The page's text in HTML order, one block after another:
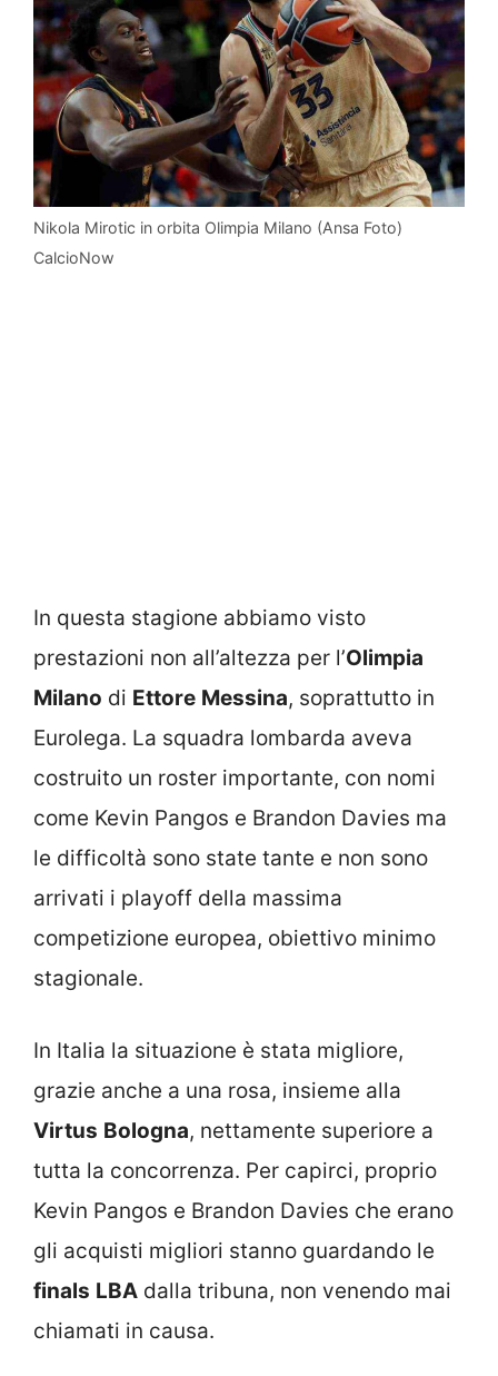
Nikola Mirotic in orbita Olimpia Milano (Ansa Foto)
CalcioNow
In questa stagione abbiamo visto
prestazioni non all’altezza per l’Olimpia
Milano di Ettore Messina, soprattutto in
Eurolega. La squadra lombarda aveva
costruito un roster importante, con nomi
come Kevin Pangos e Brandon Davies ma
le difficoltà sono state tante e non sono
arrivati i playoff della massima
competizione europea, obiettivo minimo
stagionale.
In Italia la situazione è stata migliore,
grazie anche a una rosa, insieme alla
Virtus Bologna, nettamente superiore a
tutta la concorrenza. Per capirci, proprio
Kevin Pangos e Brandon Davies che erano
gli acquisti migliori stanno guardando le
finals LBA dalla tribuna, non venendo mai
chiamati in causa.